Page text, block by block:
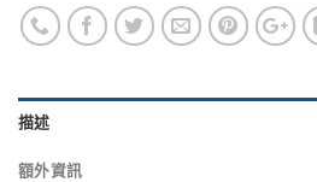
描述
額外資訊